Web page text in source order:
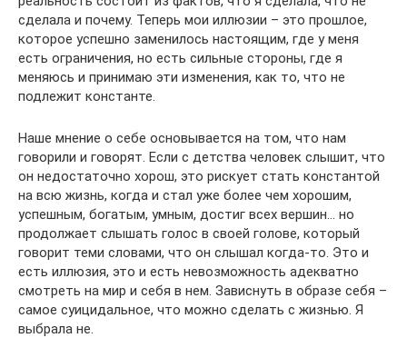
сделала и почему. Теперь мои иллюзии – это прошлое,
которое успешно заменилось настоящим, где у меня
есть ограничения, но есть сильные стороны, где я
меняюсь и принимаю эти изменения, как то, что не
подлежит константе.
Наше мнение о себе основывается на том, что нам
говорили и говорят. Если с детства человек слышит, что
он недостаточно хорош, это рискует стать константой
на всю жизнь, когда и стал уже более чем хорошим,
успешным, богатым, умным, достиг всех вершин… но
продолжает слышать голос в своей голове, который
говорит теми словами, что он слышал когда-то. Это и
есть иллюзия, это и есть невозможность адекватно
смотреть на мир и себя в нем. Зависнуть в образе себя –
самое суицидальное, что можно сделать с жизнью. Я
выбрала не.